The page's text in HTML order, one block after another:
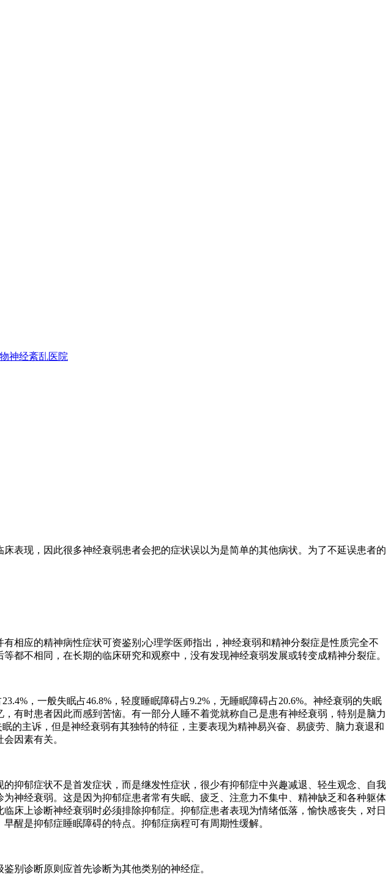
神经紊乱医院
现，因此很多神经衰弱患者会把的症状误以为是简单的其他病状。为了不延误患者的
应的精神病性症状可资鉴别;心理学医师指出，神经衰弱和精神分裂症是性质完全不
都不相同，在长期的临床研究和观察中，没有发现神经衰弱发展或转变成精神分裂症。
，一般失眠占46.8%，轻度睡眠障碍占9.2%，无睡眠障碍占20.6%。神经衰弱的失眠
有时患者因此而感到苦恼。有一部分人睡不着觉就称自己是患有神经衰弱，特别是脑力
的主诉，但是神经衰弱有其独特的特征，主要表现为精神易兴奋、易疲劳、脑力衰退和
因素有关。
郁症状不是首发症状，而是继发性症状，很少有抑郁症中兴趣减退、轻生观念、自我
神经衰弱。这是因为抑郁症患者常有失眠、疲乏、注意力不集中、精神缺乏和各种躯体
床上诊断神经衰弱时必须排除抑郁症。抑郁症患者表现为情绪低落，愉快感丧失，对日
醒是抑郁症睡眠障碍的特点。抑郁症病程可有周期性缓解。
诊断原则应首先诊断为其他类别的神经症。